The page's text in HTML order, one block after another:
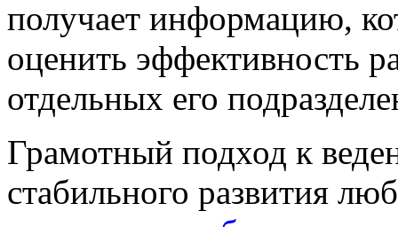
получает информацию,
оценить эффективность
отдельных его
Грамотный подход к
стабильного развития